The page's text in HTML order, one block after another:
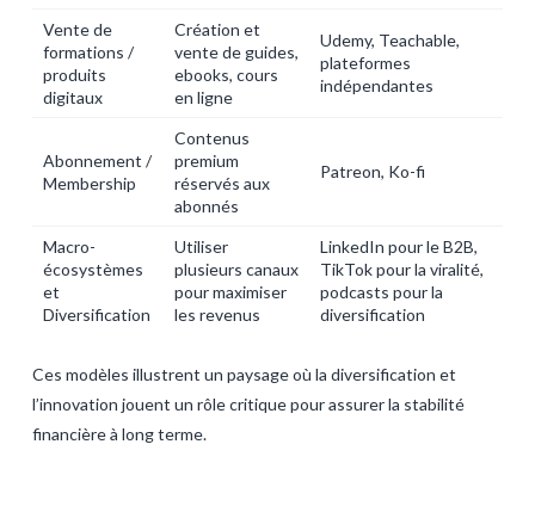
Vente de
formations /
produits
digitaux
Création et
vente de guides,
ebooks, cours
en ligne
Udemy, Teachable,
plateformes
indépendantes
Abonnement /
Membership
Contenus
premium
réservés aux
abonnés
Patreon, Ko-fi
Macro-
écosystèmes
et
Diversification
Utiliser
plusieurs canaux
pour maximiser
les revenus
LinkedIn pour le B2B,
TikTok pour la viralité,
podcasts pour la
diversification
Ces modèles illustrent un paysage où la diversification et
l’innovation jouent un rôle critique pour assurer la stabilité
financière à long terme.